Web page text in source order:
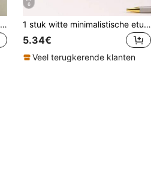
1 stuk schattige polkadot etui, grote capaciteit, opbergtas voor potloden en pennen voor studenten, multifunctionele ritszak, kan neutrale pennen, markeerstiften, gummen, correctietape en kleine kantoorartikelen opbergen. Lichtgewicht en draagbaar, geschikt voor studenten, examens, kantoor en dagelijks gebruik. Terug naar school seizoen (willekeurige ritsstijl),Terug naar school
6
1 stuk witte minimalistische etui met grote capaciteit, gemaakt van corduroy, multifunctioneel, geschikt voor schoolspullen, pennenetui, kantoorartikelen, cadeau voor de start van het schooljaar, schoolbenodigdheden, pennenetui, rugzak, schrijfwaren, tas
5.34€
Veel terugkerende klanten